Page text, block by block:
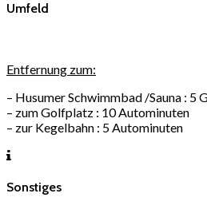
Umfeld
Entfernung zum:
– Husumer Schwimmbad /Sauna : 5
– zum Golfplatz : 10 Autominuten
– zur Kegelbahn : 5 Autominuten
Sonstiges